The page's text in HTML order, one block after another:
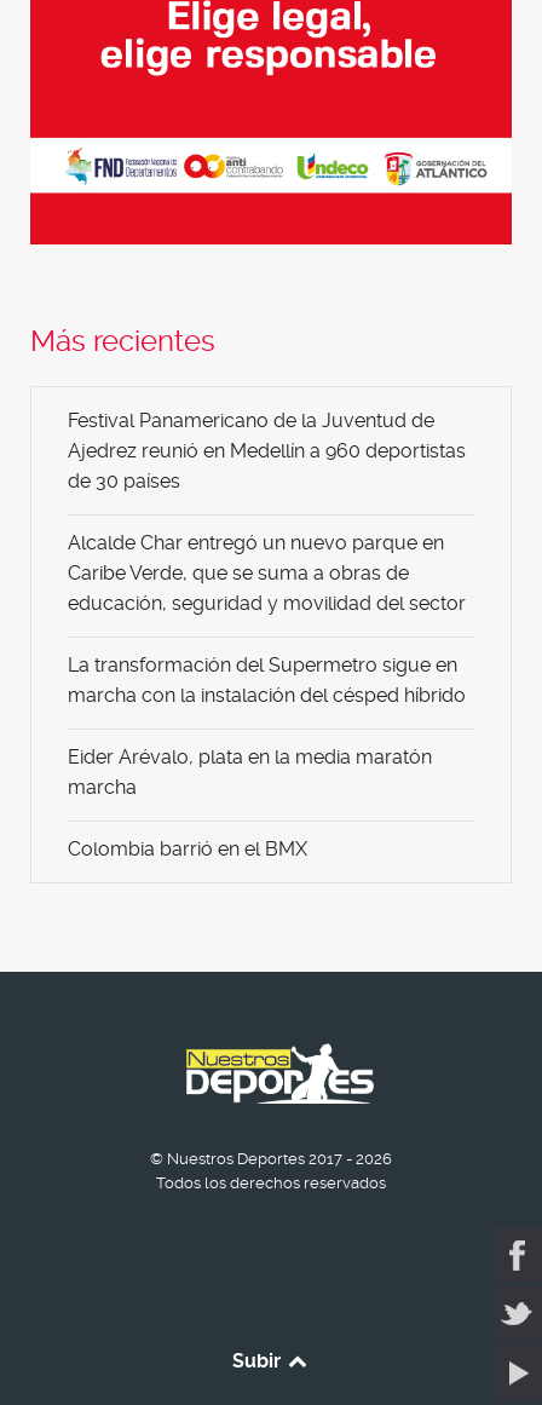
Más recientes
Festival Panamericano de la Juventud de
Ajedrez reunió en Medellín a 960 deportistas
de 30 países
Alcalde Char entregó un nuevo parque en
Caribe Verde, que se suma a obras de
educación, seguridad y movilidad del sector
La transformación del Supermetro sigue en
marcha con la instalación del césped híbrido
Eider Arévalo, plata en la media maratón
marcha
Colombia barrió en el BMX
© Nuestros Deportes 2017 - 2026
Todos los derechos reservados
Subir